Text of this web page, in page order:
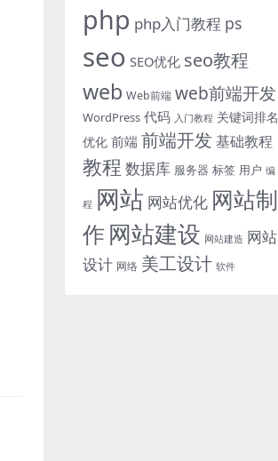
php php入门教程 ps
seo SEO优化 seo教程
web Web前端 web前端开发
WordPress 代码 入门教程 关键词排名
优化 前端 前端开发 基础教程
教程 数据库 服务器 标签 用户 编
程 网站 网站优化 网站制
作 网站建设 网站建造 网站
设计 网络 美工设计 软件